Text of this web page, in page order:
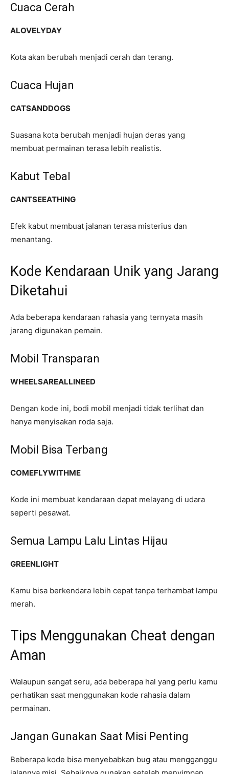
Cuaca Cerah
ALOVELYDAY
Kota akan berubah menjadi cerah dan terang.
Cuaca Hujan
CATSANDDOGS
Suasana kota berubah menjadi hujan deras yang
membuat permainan terasa lebih realistis.
Kabut Tebal
CANTSEEATHING
Efek kabut membuat jalanan terasa misterius dan
menantang.
Kode Kendaraan Unik yang Jarang
Diketahui
Ada beberapa kendaraan rahasia yang ternyata masih
jarang digunakan pemain.
Mobil Transparan
WHEELSAREALLINEED
Dengan kode ini, bodi mobil menjadi tidak terlihat dan
hanya menyisakan roda saja.
Mobil Bisa Terbang
COMEFLYWITHME
Kode ini membuat kendaraan dapat melayang di udara
seperti pesawat.
Semua Lampu Lalu Lintas Hijau
GREENLIGHT
Kamu bisa berkendara lebih cepat tanpa terhambat lampu
merah.
Tips Menggunakan Cheat dengan
Aman
Walaupun sangat seru, ada beberapa hal yang perlu kamu
perhatikan saat menggunakan kode rahasia dalam
permainan.
Jangan Gunakan Saat Misi Penting
Beberapa kode bisa menyebabkan bug atau mengganggu